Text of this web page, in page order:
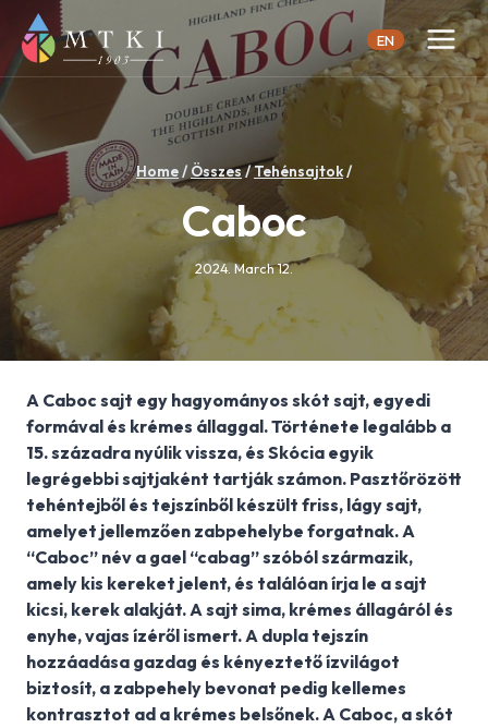
content
EN
Home/ Összes/Tehénsajtok/
Caboc
2024. March 12.
A Caboc sajt egy hagyományos skót sajt, egyedi
formával és krémes állaggal. Története legalább a
15. századra nyúlik vissza, és Skócia egyik
legrégebbi sajtjaként tartják számon. Pasztőrözött
tehéntejből és tejszínből készült friss, lágy sajt,
amelyet jellemzően zabpehelybe forgatnak. A
“Caboc” név a gael “cabag” szóból származik,
amely kis kereket jelent, és találóan írja le a sajt
kicsi, kerek alakját. A sajt sima, krémes állagáról és
enyhe, vajas ízéről ismert. A dupla tejszín
hozzáadása gazdag és kényeztető ízvilágot
biztosít, a zabpehely bevonat pedig kellemes
kontrasztot ad a krémes belsőnek. A Caboc, a skót